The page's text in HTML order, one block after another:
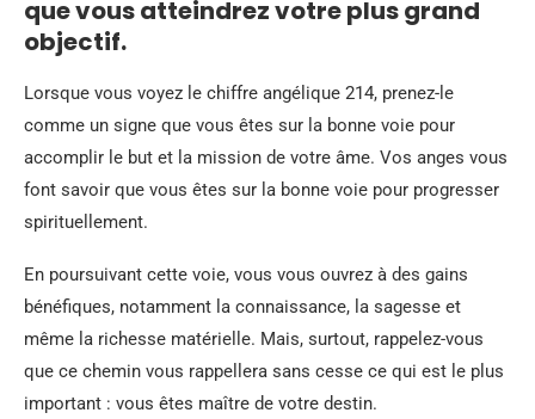
que vous atteindrez votre plus grand
objectif.
Lorsque vous voyez le chiffre angélique 214, prenez-le
comme un signe que vous êtes sur la bonne voie pour
accomplir le but et la mission de votre âme. Vos anges vous
font savoir que vous êtes sur la bonne voie pour progresser
spirituellement.
En poursuivant cette voie, vous vous ouvrez à des gains
bénéfiques, notamment la connaissance, la sagesse et
même la richesse matérielle. Mais, surtout, rappelez-vous
que ce chemin vous rappellera sans cesse ce qui est le plus
important : vous êtes maître de votre destin.